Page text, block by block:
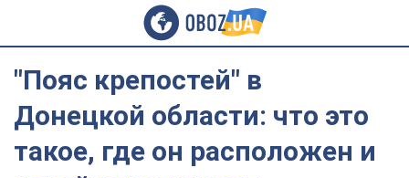
"Пояс крепостей" в
Донецкой области: что это
такое, где он расположен и